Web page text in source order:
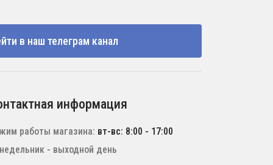
в наш телеграм канал
информация
работы магазина: вт-вс: 8:00 - 17:00
- выходной день